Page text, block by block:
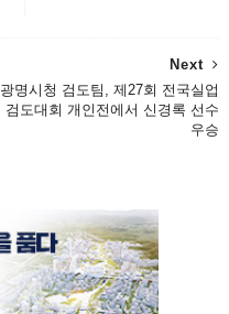
Next
광명시청 검도팀, 제27회 전국실업
검도대회 개인전에서 신경록 선수
우승